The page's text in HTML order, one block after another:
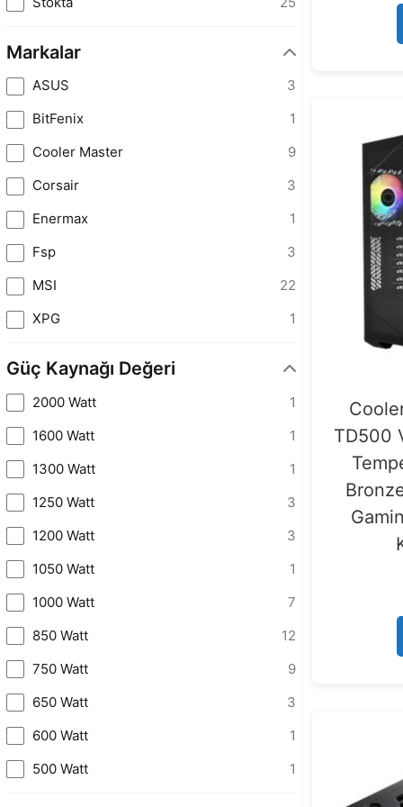
TD500
Markalar
ASUS
3
BitFenix
1
Cooler Master
9
Corsair
3
Enermax
1
Fsp
3
MSI
22
XPG
1
Güç Kaynağı Değeri
2000 Watt
1
1600 Watt
1
1300 Watt
1
1250 Watt
3
1200 Watt
3
1050 Watt
1
1000 Watt
7
850 Watt
12
750 Watt
9
650 Watt
3
600 Watt
1
500 Watt
1